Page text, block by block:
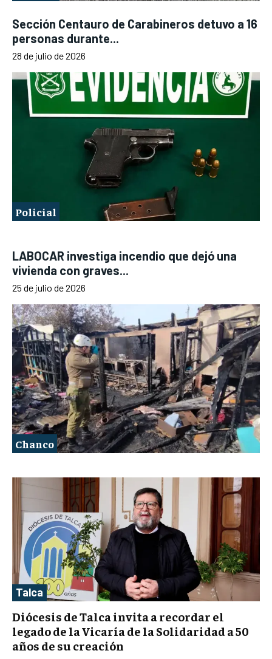
Sección Centauro de Carabineros detuvo a 16
personas durante...
28 de julio de 2026
Policial
LABOCAR investiga incendio que dejó una
vivienda con graves...
25 de julio de 2026
Chanco
Talca
Diócesis de Talca invita a recordar el
legado de la Vicaría de la Solidaridad a 50
años de su creación